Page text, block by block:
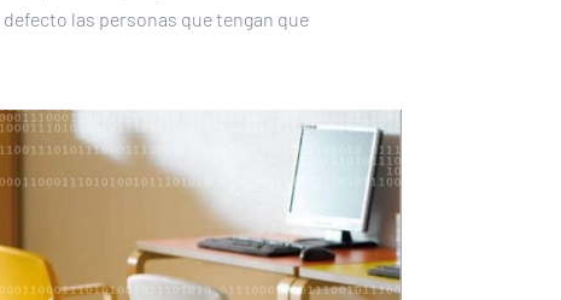
las personas que tengan que